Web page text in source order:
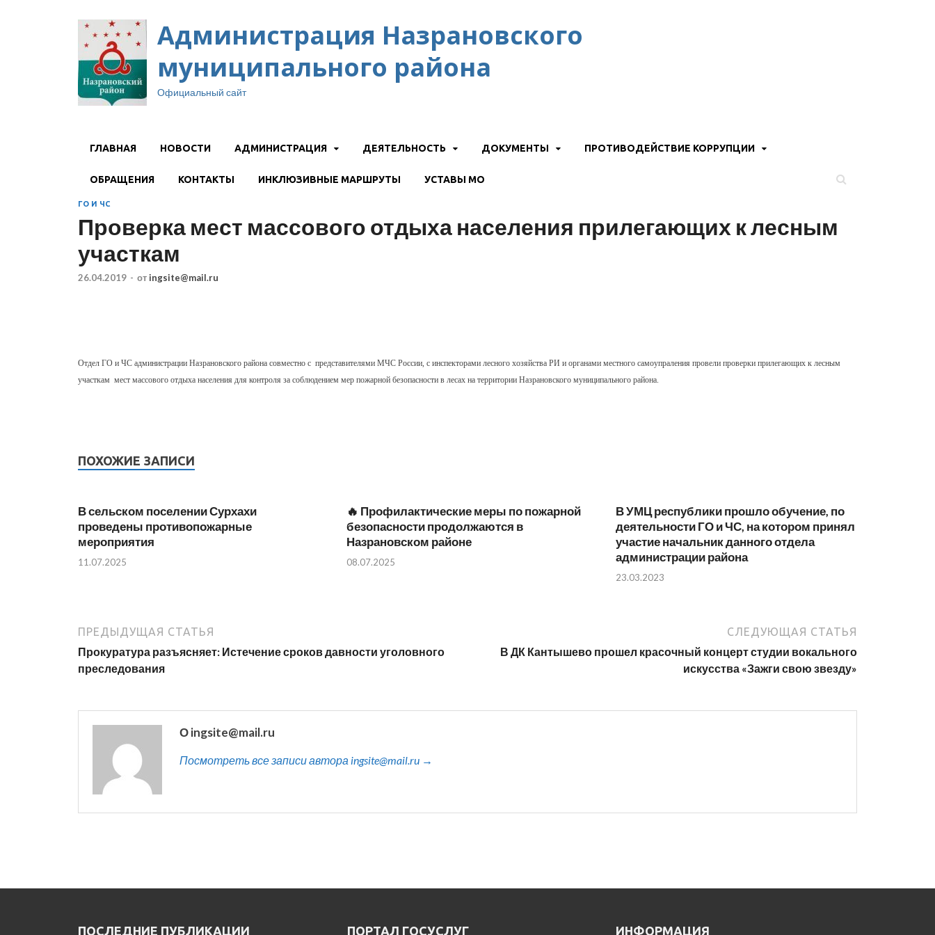
Администрация Назрановского
муниципального района
Официальный сайт
ГЛАВНАЯ НОВОСТИ АДМИНИСТРАЦИЯ ДЕЯТЕЛЬНОСТЬ ДОКУМЕНТЫ ПРОТИВОДЕЙСТВИЕ КОРРУПЦИИ
ОБРАЩЕНИЯ КОНТАКТЫ ИНКЛЮЗИВНЫЕ МАРШРУТЫ УСТАВЫ МО
ГО И ЧС
Проверка мест массового отдыха населения прилегающих к лесным
участкам
26.04.2019 - от ingsite@mail.ru
Отдел ГО и ЧС администрации Назрановского района совместно с представителями МЧС России, с инспекторами лесного хозяйства РИ и органами местного самоупраления провели проверки прилегающих к лесным
участкам мест массового отдыха населения для контроля за соблюдением мер пожарной безопасности в лесах на территории Назрановского муниципального района.
ПОХОЖИЕ ЗАПИСИ
В сельском поселении Сурхахи
проведены противопожарные
мероприятия
11.07.2025
🔥 Профилактические меры по пожарной
безопасности продолжаются в
Назрановском районе
08.07.2025
В УМЦ республики прошло обучение, по
деятельности ГО и ЧС, на котором принял
участие начальник данного отдела
администрации района
23.03.2023
ПРЕДЫДУЩАЯ СТАТЬЯ
Прокуратура разъясняет: Истечение сроков давности уголовного
преследования
СЛЕДУЮЩАЯ СТАТЬЯ
В ДК Кантышево прошел красочный концерт студии вокального
искусства «Зажги свою звезду»
О ingsite@mail.ru
Посмотреть все записи автора ingsite@mail.ru →
ПОСЛЕДНИЕ ПУБЛИКАЦИИ ПОРТАЛ ГОСУСЛУГ ИНФОРМАЦИЯ